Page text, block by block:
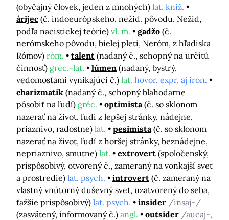
(obyčajný človek, jeden z mnohých) lat. kniž.
árijec (č. indoeurópskeho, nežid. pôvodu, Nežid,
podľa nacistickej teórie) vl. m. gadžo (č.
nerómskeho pôvodu, bielej pleti, Neróm, z hľadiska
Rómov) róm. talent (nadaný č., schopný na určitú
činnosť) gréc.-lat. lúmen (nadaný, bystrý,
vedomosťami vynikajúci č.) lat. hovor. expr. aj iron.
charizmatik (nadaný č., schopný blahodarne
pôsobiť na ľudí) gréc. optimista (č. so sklonom
nazerať na život, ľudí z lepšej stránky, nádejne,
priaznivo, radostne) lat. pesimista (č. so sklonom
nazerať na život, ľudí z horšej stránky, beznádejne,
nepriaznivo, smutne) lat. extrovert (spoločenský,
prispôsobivý, otvorený č., zameraný na vonkajší svet
a prostredie) lat. psych. introvert (č. zameraný na
vlastný vnútorný duševný svet, uzatvorený do seba,
ťažšie prispôsobivý) lat. psych. insider /insaj-/
(zasvätený, informovaný č.) angl. outsider /aucaj-,